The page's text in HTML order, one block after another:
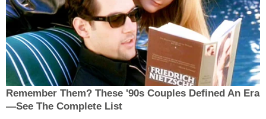
Remember Them? These '90s Couples Defined An Era
—See The Complete List